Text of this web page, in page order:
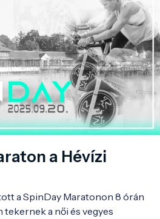
a Hévízi
a SpinDay Maratonon 8 órán
a női és vegyes